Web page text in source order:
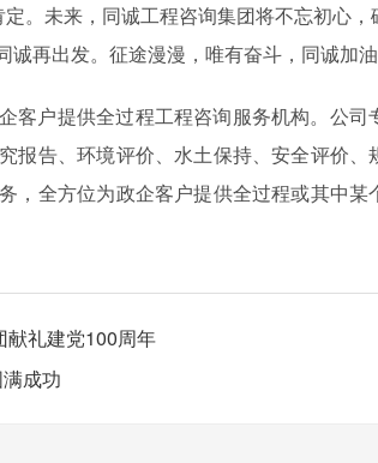
。未来，同诚工程咨询集团将不忘初心
再出发。征途漫漫，唯有奋斗，同诚加油
客户提供全过程工程咨询服务机构。公司
报告、环境评价、水土保持、安全评价、
，全方位为政企客户提供全过程或其中某
献礼建党100周年
成功